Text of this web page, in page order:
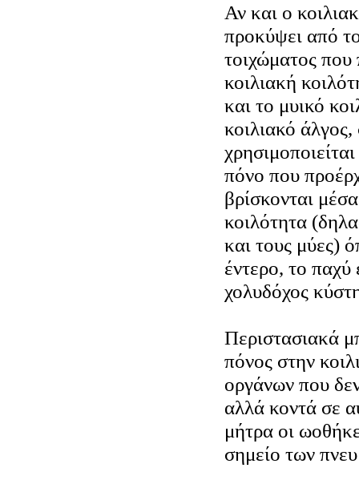
Αν και ο
προκύψει από
τοιχώματος που
κοιλιακή
και το μυικό
κοιλιακό
πόνο που
βρίσκονται
κοιλότητα
και τους μύες)
έντερο, το
χολυδόχος
Περιστασιακά
πόνος στην
οργάνων που
αλλά κοντά σε
μήτρα οι
σημείο των